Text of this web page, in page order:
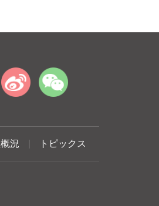
況 トピックス